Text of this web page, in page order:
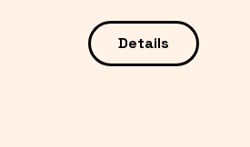
Details